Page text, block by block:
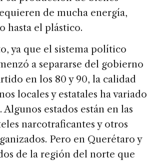
de mucha energía,
hasta el plástico.
ya que el sistema político
a separarse del gobierno
en los 80 y 90, la calidad
locales y estatales ha variado
estados están en las
narcotraficantes y otros
Pero en Querétaro y
de la región del norte que